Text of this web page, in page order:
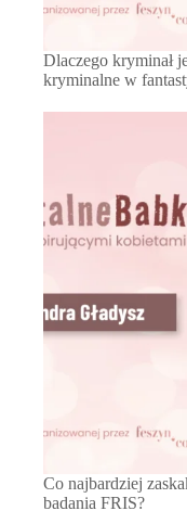
Dlaczego kryminał
kryminalne w
Co najbardziej
badania FRIS?